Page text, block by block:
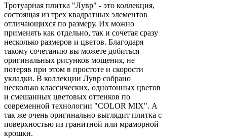
Тротуарная плитка "Лувр" - это коллекция,
состоящая из трех квадратных элементов
отличающихся по размеру. Их можно
применять как отдельно, так и сочетая сразу
несколько размеров и цветов. Благодаря
такому сочетанию вы можете добиться
оригинальных рисунков мощения, не
потеряв при этом в простоте и скорости
укладки. В коллекции Лувр собрано
несколько классических, однотонных цветов
и смешанных цветовых оттенков по
современной технологии "COLOR MIX". А
так же очень оригинально выглядит плитка с
поверхностью из гранитной или мраморной
крошки.